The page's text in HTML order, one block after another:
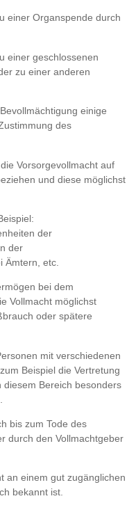
einer Organspende durch
einer geschlossenen
zu einer anderen
einige
des
Vorsorgevollmacht auf
und diese möglichst
der
der
Ämtern, etc.
bei dem
Vollmacht möglichst
oder spätere
mit verschiedenen
Beispiel die Vertretung
diesem Bereich besonders
bis zum Tode des
durch den Vollmachtgeber
an einem gut zugänglichen
bekannt ist.